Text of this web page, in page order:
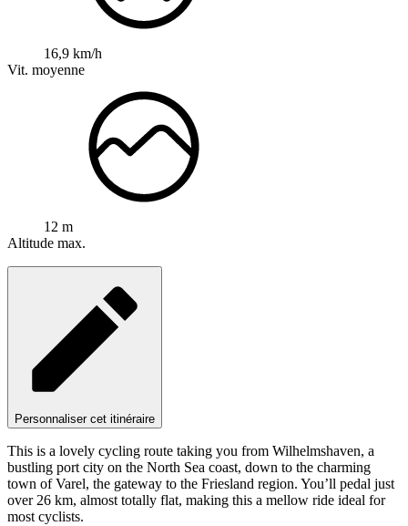
16,9 km/h
Vit. moyenne
12 m
Altitude max.
Personnaliser cet itinéraire
This is a lovely cycling route taking you from Wilhelmshaven, a
bustling port city on the North Sea coast, down to the charming
town of Varel, the gateway to the Friesland region. You’ll pedal just
over 26 km, almost totally flat, making this a mellow ride ideal for
most cyclists.